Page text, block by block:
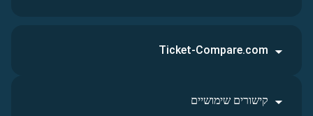
Ticket-Compare.com
קישורים שימושיים